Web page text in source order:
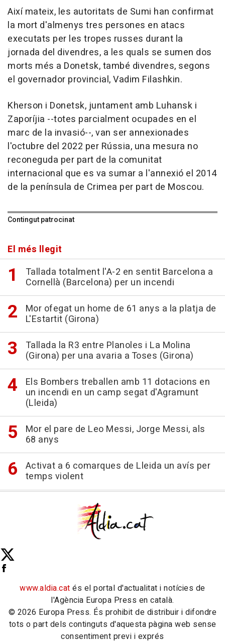
Així mateix, les autoritats de Sumi han confirmat
la mort d'almenys tres persones en atacs
executats per les tropes russes durant la
jornada del divendres, a les quals se sumen dos
morts més a Donetsk, també divendres, segons
el governador provincial, Vadim Filashkin.
Kherson i Donetsk, juntament amb Luhansk i
Zaporíjia --totes parcialment ocupades en el
marc de la invasió--, van ser annexionades
l'octubre del 2022 per Rússia, una mesura no
reconeguda per part de la comunitat
internacional que es va sumar a l'annexió el 2014
de la península de Crimea per part de Moscou.
Contingut patrocinat
El més llegit
Tallada totalment l'A-2 en sentit Barcelona a
Cornellà (Barcelona) per un incendi
Mor ofegat un home de 61 anys a la platja de
L'Estartit (Girona)
Tallada la R3 entre Planoles i La Molina
(Girona) per una avaria a Toses (Girona)
Els Bombers treballen amb 11 dotacions en
un incendi en un camp segat d'Agramunt
(Lleida)
Mor el pare de Leo Messi, Jorge Messi, als
68 anys
Activat a 6 comarques de Lleida un avís per
temps violent
www.aldia.cat és el portal d'actualitat i notícies de
l'Agència Europa Press en català.
© 2026 Europa Press. És prohibit de distribuir i difondre
tots o part dels continguts d'aquesta pàgina web sense
consentiment previ i exprés